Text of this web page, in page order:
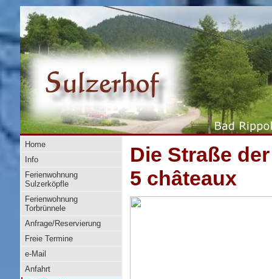
Home
Info
Ferienwohnung
Sulzerköpfle
Ferienwohnung
Torbrünnele
Anfrage/Reservierung
Freie Termine
e-Mail
Anfahrt
Die Straße
5 châteaux